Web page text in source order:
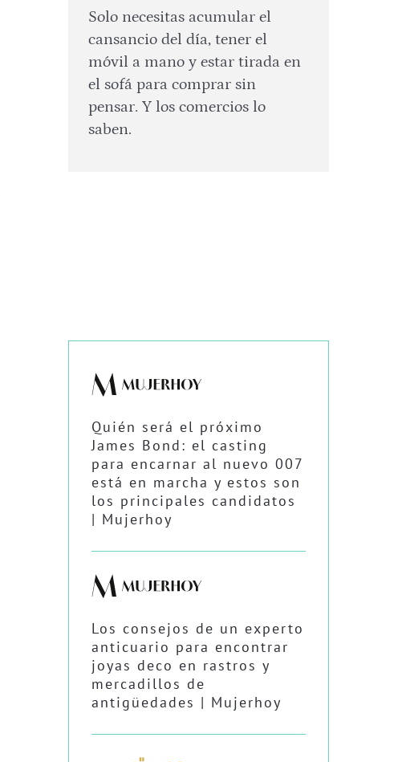
Solo necesitas acumular el
cansancio del día, tener el
móvil a mano y estar tirada en
el sofá para comprar sin
pensar. Y los comercios lo
saben.
Quién será el próximo
James Bond: el casting
para encarnar al nuevo 007
está en marcha y estos son
los principales candidatos
| Mujerhoy
Los consejos de un experto
anticuario para encontrar
joyas deco en rastros y
mercadillos de
antigüedades | Mujerhoy